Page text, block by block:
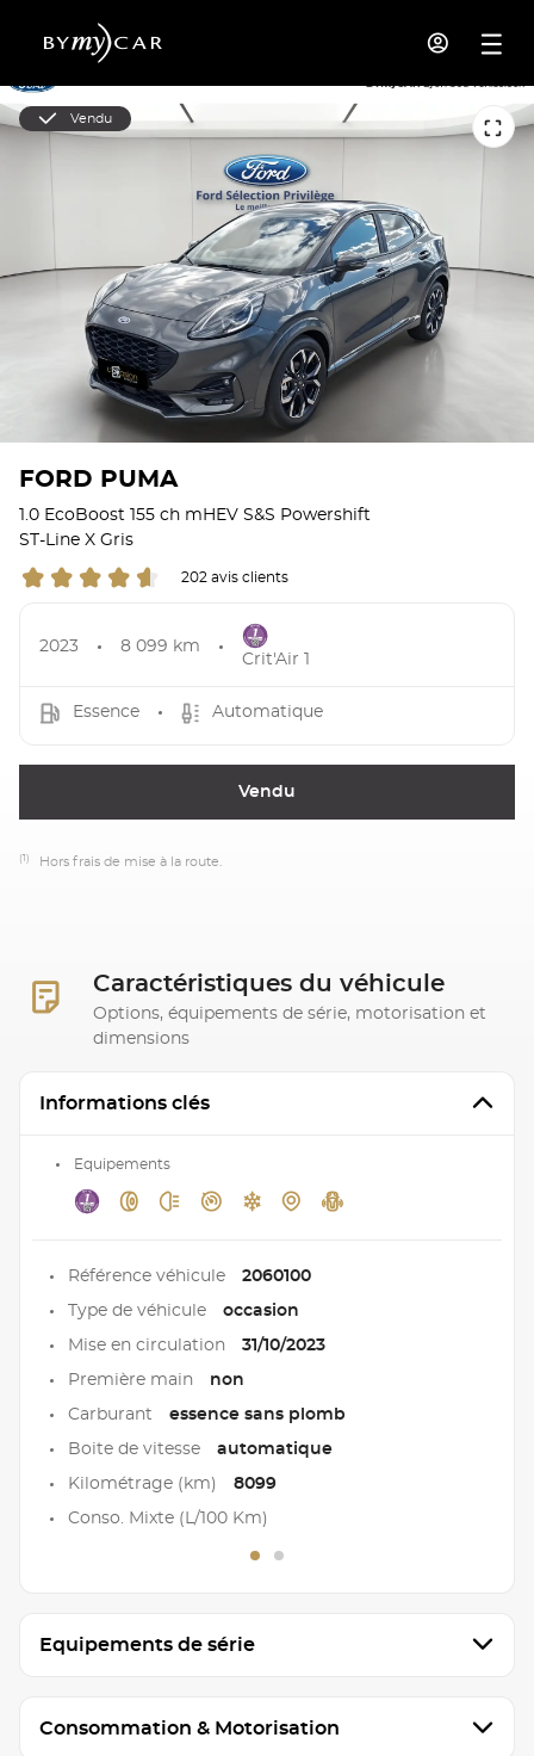
Vendu
FORD PUMA
1.0 EcoBoost 155 ch mHEV S&S Powershift
ST-Line X Gris
202 avis clients
2023 8 099 km
Crit'Air 1
Essence Automatique
Vendu
(1) Hors frais de mise à la route.
Caractéristiques du véhicule
Options, équipements de série, motorisation et
dimensions
Informations clés
Equipements
Référence véhicule 2060100
Type de véhicule occasion
Mise en circulation 31/10/2023
Première main non
Carburant essence sans plomb
Boite de vitesse automatique
Kilométrage (km) 8099
Conso. Mixte (L/100 Km)
Equipements de série
Consommation & Motorisation